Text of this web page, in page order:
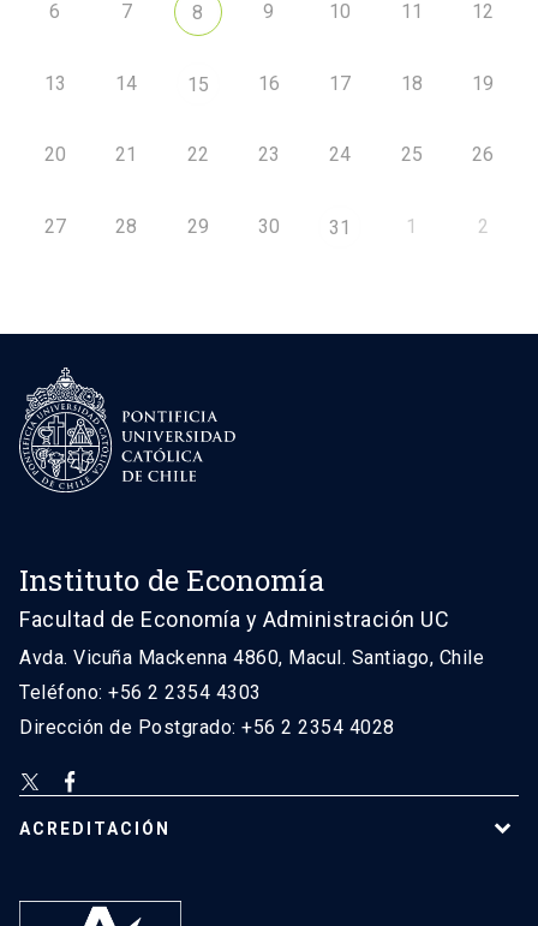
6 7 8 9 10 11 12
13 14 15 16 17 18 19
20 21 22 23 24 25 26
27 28 29 30 31 1 2
Instituto de Economía
Facultad de Economía y Administración UC
Avda. Vicuña Mackenna 4860, Macul. Santiago, Chile
Teléfono: +56 2 2354 4303
Dirección de Postgrado: +56 2 2354 4028
ACREDITACIÓN